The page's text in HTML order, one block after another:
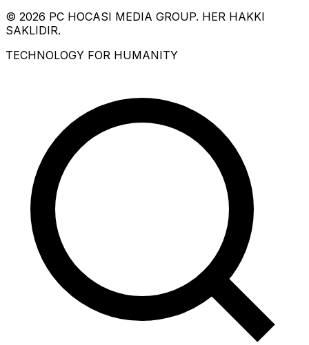
© 2026 PC HOCASI MEDIA GROUP. HER HAKKI
SAKLIDIR.
TECHNOLOGY FOR HUMANITY